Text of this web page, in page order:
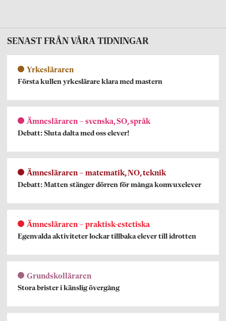
SENAST FRÅN VÅRA TIDNINGAR
Yrkesläraren
Första kullen yrkeslärare klara med mastern
Ämnesläraren – svenska, SO, språk
Debatt: Sluta dalta med oss elever!
Ämnesläraren – matematik, NO, teknik
Debatt: Matten stänger dörren för många komvuxelever
Ämnesläraren – praktisk-estetiska
Egenvalda aktiviteter lockar tillbaka elever till idrotten
Grundskolläraren
Stora brister i känslig övergång